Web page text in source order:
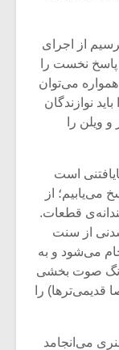
از اجرای
پاسخ نخست را
می‌توان
نوازندگان
ویلن را
است
از
قطعات.
از سنت
می‌شود و به
رنگ صوت بخشی
را
می‌انجامد